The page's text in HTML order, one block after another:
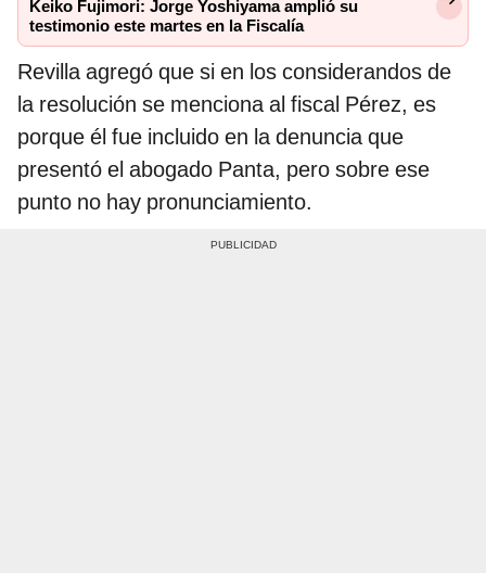
Keiko Fujimori: Jorge Yoshiyama amplió su
testimonio este martes en la Fiscalía
Revilla agregó que si en los considerandos de
la resolución se menciona al fiscal Pérez, es
porque él fue incluido en la denuncia que
presentó el abogado Panta, pero sobre ese
punto no hay pronunciamiento.